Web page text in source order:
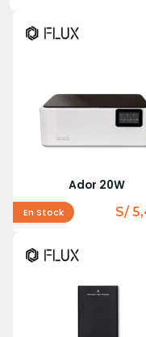
Ador 20W
En Stock S/